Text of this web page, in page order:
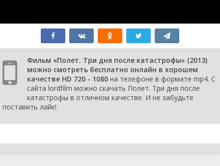
Фильм «Полет. Три дня после катастрофы» (2013)
можно смотреть бесплатно онлайн в хорошем
качестве HD 720 - 1080 на телефоне в формате mp4. С
сайта lordfilm можно скачать Полет. Три дня после
катастрофы в отличном качестве. И не забудьте
поставить лайк!